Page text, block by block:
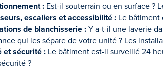
: Est-il souterrain ou en surface ?
escaliers et accessibilité : Le bâtiment
de blanchisserie :Y a-t-il une laverie
qui les sépare de votre unité ? Les
et sécurité : Le bâtiment est-il surveillé 24
?